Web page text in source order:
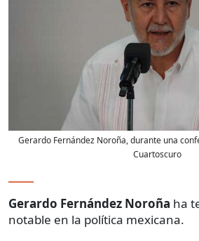
Gerardo Fernández Noroña, durante una
Cuartoscuro
Gerardo Fernández Noroña ha
notable en la política mexicana.